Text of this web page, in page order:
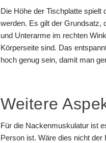
Die Höhe der Tischplatte spielt
werden. Es gilt der Grundsatz,
und Unterarme im rechten
Körperseite sind. Das
hoch genug sein, damit man
Weitere
Für die Nackenmuskulatur ist
Person ist. Wäre dies nicht